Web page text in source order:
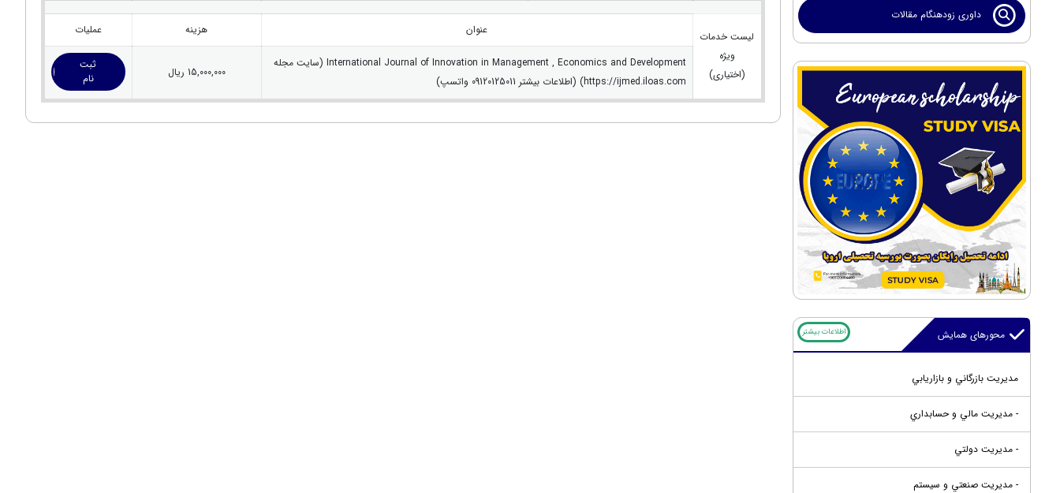
داوری زودهنگام مقالات
محورهای همایش اطلاعات بیشتر
مديريت بازرگاني و بازاريابي
- مديريت مالي و حسابداري
- مديريت دولتي
- مديريت صنعتي و سيستم
لیست خدمات
ویژه
(اختیاری)
عنوان هزینه عملیات
International Journal of Innovation in Management , Economics and Development (سایت مجله
https://ijmed.iloas.com) (اطلاعات بیشتر 09120125011 واتسپ)
15,000,000 ریال
ثبت
نام